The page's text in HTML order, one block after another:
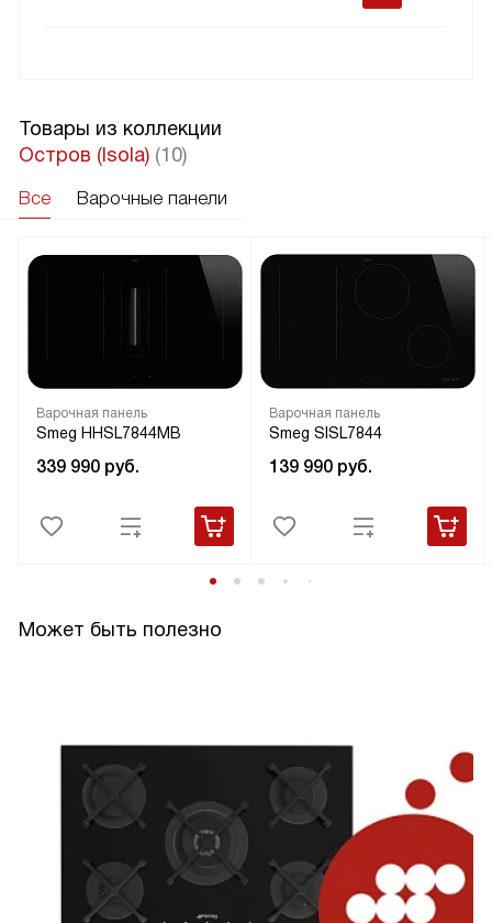
Товары из коллекции
Остров (Isola) (10)
Все Варочные панели
Варочная панель
Smeg HHSL7844MB
339 990 руб.
Варочная панель
Smeg SISL7844
139 990 руб.
Может быть полезно